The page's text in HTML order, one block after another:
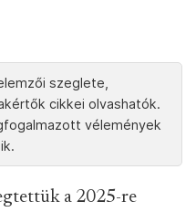
szeglete,
cikkei olvashatók.
vélemények
a 2025-re